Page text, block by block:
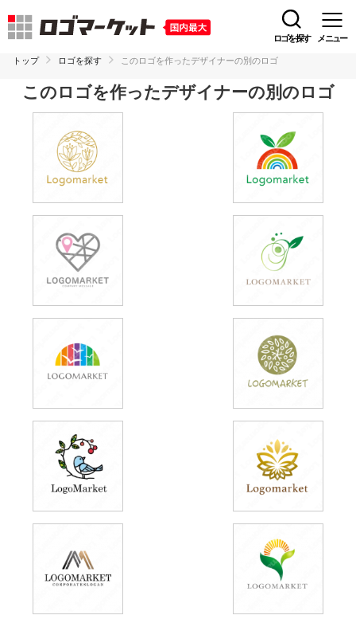
ロゴを探す メニュー
トップ ロゴを探す このロゴを作ったデザイナーの別のロゴ
このロゴを作ったデザイナーの別のロゴ